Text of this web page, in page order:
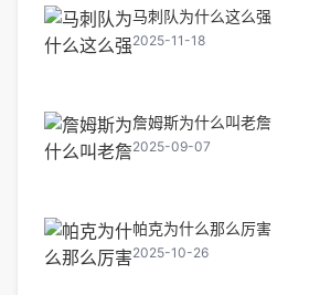
马刺队为什么这么强
2025-11-18
詹姆斯为什么叫老詹
2025-09-07
帕克为什么那么厉害
2025-10-26